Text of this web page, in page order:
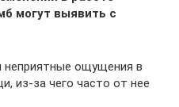
могут выявить с
ощущения в
из-за чего часто от нее